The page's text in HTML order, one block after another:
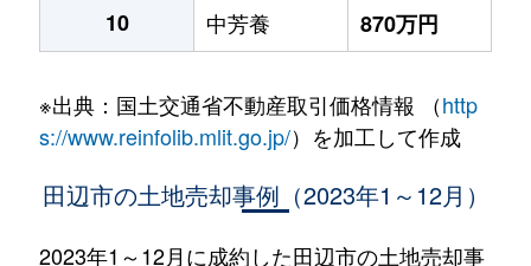
10
中芳養 870万円
※出典：国土交通省不動産取引価格情報 （http
s://www.reinfolib.mlit.go.jp/）を加工して作成
田辺市の土地売却事例（2023年1～12月）
2023年1～12月に成約した田辺市の土地売却事